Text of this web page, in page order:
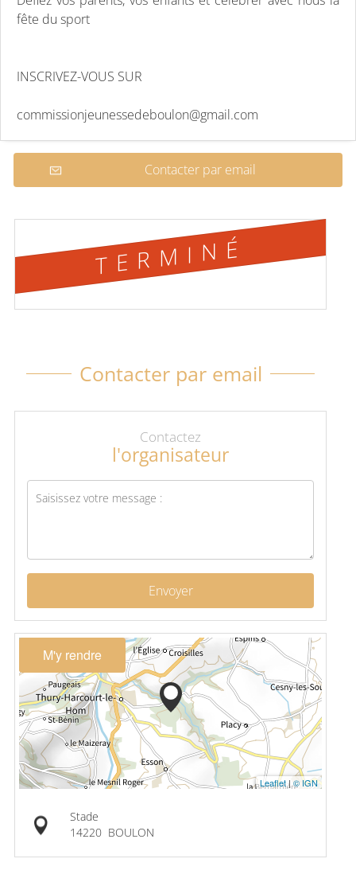
fête du sport
INSCRIVEZ-VOUS SUR
commissionjeunessedeboulon@gmail.com
Contacter par email
TERMINÉ
Contacter par email
Contactez
l'organisateur
Envoyer
M'y rendre
Leaflet| © IGN
Stade
14220 BOULON